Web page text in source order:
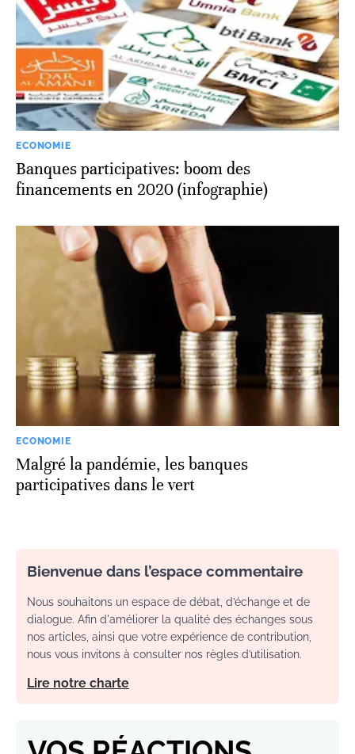
ECONOMIE
Banques participatives: boom des
financements en 2020 (infographie)
ECONOMIE
Malgré la pandémie, les banques
participatives dans le vert
Bienvenue dans l’espace commentaire
Nous souhaitons un espace de débat, d’échange et de
dialogue. Afin d'améliorer la qualité des échanges sous
nos articles, ainsi que votre expérience de contribution,
nous vous invitons à consulter nos règles d’utilisation.
Lire notre charte